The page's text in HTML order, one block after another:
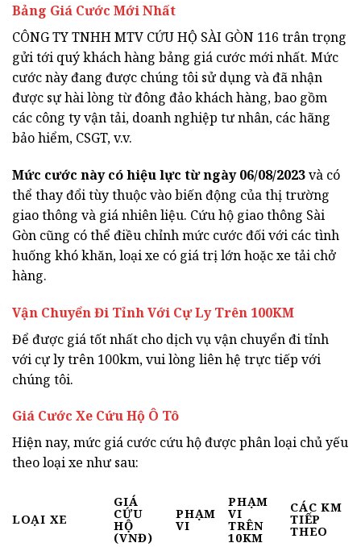
Bảng Giá Cước Mới Nhất
CÔNG TY TNHH MTV CỨU HỘ SÀI GÒN 116 trân trọng
gửi tới quý khách hàng bảng giá cước mới nhất. Mức
cước này đang được chúng tôi sử dụng và đã nhận
được sự hài lòng từ đông đảo khách hàng, bao gồm
các công ty vận tải, doanh nghiệp tư nhân, các hãng
bảo hiểm, CSGT, v.v.
Mức cước này có hiệu lực từ ngày 06/08/2023và có
thể thay đổi tùy thuộc vào biến động của thị trường
giao thông và giá nhiên liệu. Cứu hộ giao thông Sài
Gòn cũng có thể điều chỉnh mức cước đối với các tình
huống khó khăn, loại xe có giá trị lớn hoặc xe tải chở
hàng.
Vận Chuyển Đi Tỉnh Với Cự Ly Trên 100KM
Để được giá tốt nhất cho dịch vụ vận chuyển đi tỉnh
với cự ly trên 100km, vui lòng liên hệ trực tiếp với
chúng tôi.
Giá Cước Xe Cứu Hộ Ô Tô
Hiện nay, mức giá cước cứu hộ được phân loại chủ yếu
theo loại xe như sau:
LOẠI XE
GIÁ
CỨU
HỘ
(VNĐ)
PHẠM
VI
PHẠM
VI
TRÊN
10KM
CÁC KM
TIẾP
THEO